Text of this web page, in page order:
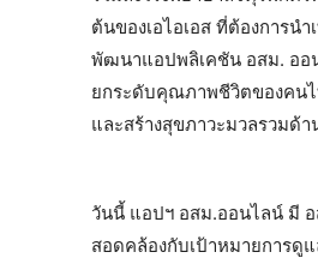
ต้นของเอไอเอส ที่ต้องการน
พัฒนาแอปพลิเคชัน อสม. ออ
ยกระดับคุณภาพชีวิตของคนไ
และสร้างสุขภาวะมวลรวมด้
วันนี้ แอปฯ อสม.ออนไลน์ มี
สอดคล้องกับเป้าหมายการดู